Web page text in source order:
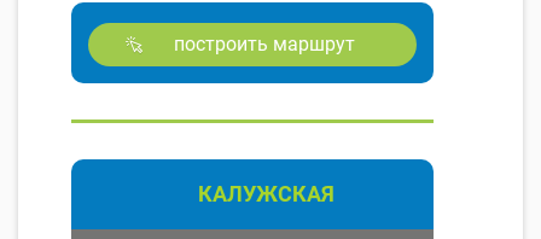
построить маршрут
КАЛУЖСКАЯ